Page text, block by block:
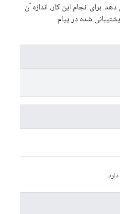
برای انجام این کار، اندازه آن
شده در پیام